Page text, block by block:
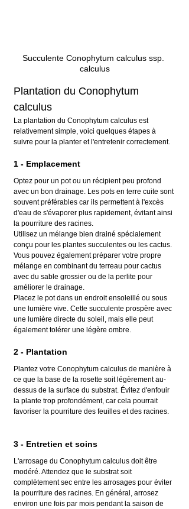
Succulente Conophytum calculus ssp.
calculus
Plantation du Conophytum
calculus
La plantation du Conophytum calculus est
relativement simple, voici quelques étapes à
suivre pour la planter et l'entretenir correctement.
1 - Emplacement
Optez pour un pot ou un récipient peu profond
avec un bon drainage. Les pots en terre cuite sont
souvent préférables car ils permettent à l'excès
d'eau de s'évaporer plus rapidement, évitant ainsi
la pourriture des racines.
Utilisez un mélange bien drainé spécialement
conçu pour les plantes succulentes ou les cactus.
Vous pouvez également préparer votre propre
mélange en combinant du terreau pour cactus
avec du sable grossier ou de la perlite pour
améliorer le drainage.
Placez le pot dans un endroit ensoleillé ou sous
une lumière vive. Cette succulente prospère avec
une lumière directe du soleil, mais elle peut
également tolérer une légère ombre.
2 - Plantation
Plantez votre Conophytum calculus de manière à
ce que la base de la rosette soit légèrement au-
dessus de la surface du substrat. Évitez d'enfouir
la plante trop profondément, car cela pourrait
favoriser la pourriture des feuilles et des racines.
3 - Entretien et soins
L'arrosage du Conophytum calculus doit être
modéré. Attendez que le substrat soit
complètement sec entre les arrosages pour éviter
la pourriture des racines. En général, arrosez
environ une fois par mois pendant la saison de